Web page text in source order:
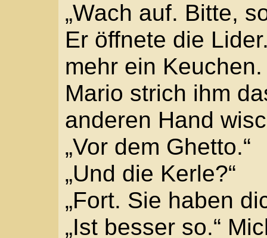
entfachte wieder die
und das Atmen fiel
aber nur etwas zur
hartgeschwollene
Oberschenkel,
den Takt in sein
Was hatte Prospero
Michele die Stirn.
Doch seine
vermochte er sie